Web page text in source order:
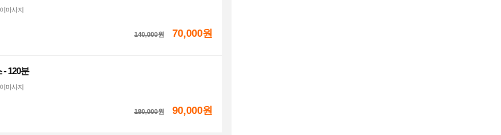
마사지
140,000원 70,000원
- 120분
마사지
180,000원 90,000원